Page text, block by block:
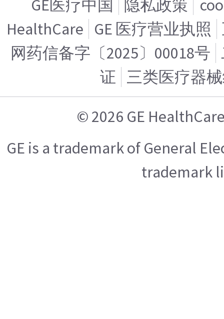
GE医疗中国 隐私政策
HealthCare GE 医疗营业执照
网药信备字〔2025〕00018号
证 三类医疗器
© 2026 GE
GE is a trademark of General
trademark